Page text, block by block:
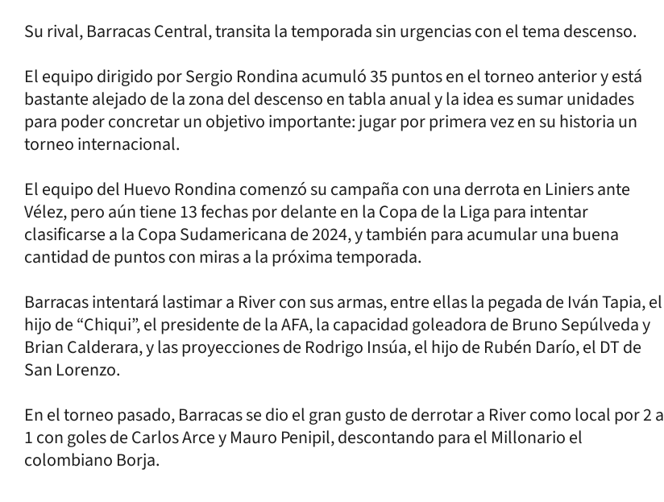
Su rival, Barracas Central, transita la temporada sin urgencias con el tema descenso.
El equipo dirigido por Sergio Rondina acumuló 35 puntos en el torneo anterior y está
bastante alejado de la zona del descenso en tabla anual y la idea es sumar unidades
para poder concretar un objetivo importante: jugar por primera vez en su historia un
torneo internacional.
El equipo del Huevo Rondina comenzó su campaña con una derrota en Liniers ante
Vélez, pero aún tiene 13 fechas por delante en la Copa de la Liga para intentar
clasificarse a la Copa Sudamericana de 2024, y también para acumular una buena
cantidad de puntos con miras a la próxima temporada.
Barracas intentará lastimar a River con sus armas, entre ellas la pegada de Iván Tapia, el
hijo de “Chiqui”, el presidente de la AFA, la capacidad goleadora de Bruno Sepúlveda y
Brian Calderara, y las proyecciones de Rodrigo Insúa, el hijo de Rubén Darío, el DT de
San Lorenzo.
En el torneo pasado, Barracas se dio el gran gusto de derrotar a River como local por 2 a
1 con goles de Carlos Arce y Mauro Penipil, descontando para el Millonario el
colombiano Borja.